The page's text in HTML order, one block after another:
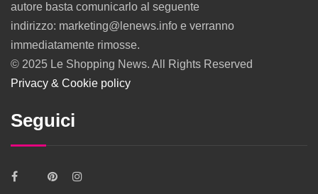
autore basta comunicarlo al seguente
indirizzo: marketing@lenews.info e verranno
immediatamente rimosse.
© 2025 Le Shopping News. All Rights Reserved
Privacy & Cookie policy
Seguici